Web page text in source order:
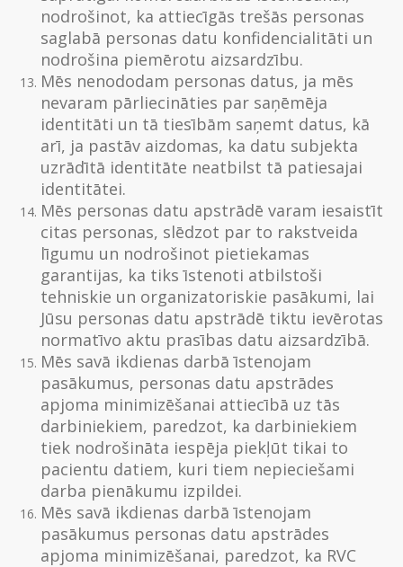
nodrošinot, ka attiecīgās trešās personas
saglabā personas datu konfidencialitāti un
nodrošina piemērotu aizsardzību.
Mēs nenododam personas datus, ja mēs
nevaram pārliecināties par saņēmēja
identitāti un tā tiesībām saņemt datus, kā
arī, ja pastāv aizdomas, ka datu subjekta
uzrādītā identitāte neatbilst tā patiesajai
identitātei.
Mēs personas datu apstrādē varam iesaistīt
citas personas, slēdzot par to rakstveida
līgumu un nodrošinot pietiekamas
garantijas, ka tiks īstenoti atbilstoši
tehniskie un organizatoriskie pasākumi, lai
Jūsu personas datu apstrādē tiktu ievērotas
normatīvo aktu prasības datu aizsardzībā.
Mēs savā ikdienas darbā īstenojam
pasākumus, personas datu apstrādes
apjoma minimizēšanai attiecībā uz tās
darbiniekiem, paredzot, ka darbiniekiem
tiek nodrošināta iespēja piekļūt tikai to
pacientu datiem, kuri tiem nepieciešami
darba pienākumu izpildei.
Mēs savā ikdienas darbā īstenojam
pasākumus personas datu apstrādes
apjoma minimizēšanai, paredzot, ka RVC